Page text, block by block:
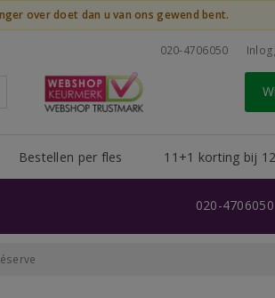
over doet dan u van ons gewend bent.
020-4706050
Bestellen per fles 11+1 korting bij
020-4706050